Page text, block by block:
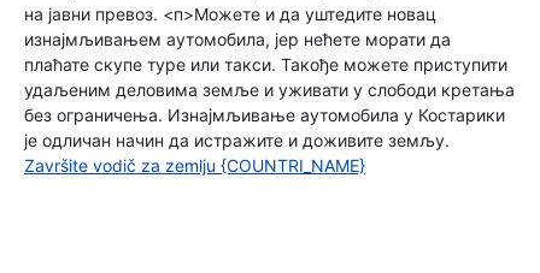
на јавни превоз. <п>Можете и да уштедите новац
изнајмљивањем аутомобила, јер нећете морати да
плаћате скупе туре или такси. Такође можете приступити
удаљеним деловима земље и уживати у слободи кретања
без ограничења. Изнајмљивање аутомобила у Костарики
је одличан начин да истражите и доживите земљу.
Završite vodič za zemlju {COUNTRI_NAME}